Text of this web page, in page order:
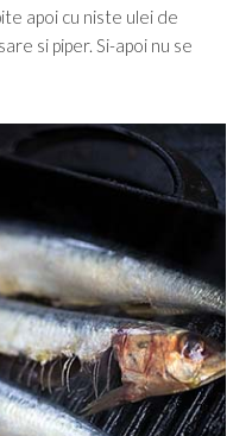
apoi cu niste ulei de
si piper. Si-apoi nu se